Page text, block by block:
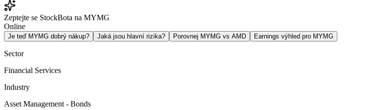
Zeptejte se StockBota na MYMG
Online
Je teď MYMG dobrý nákup? Jaká jsou hlavní rizika? Porovnej MYMG vs AMD Earnings výhled pro MYMG
Sector
Financial Services
Industry
Asset Management - Bonds